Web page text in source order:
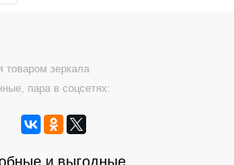
товаром зеркала
пара в соцсетях: